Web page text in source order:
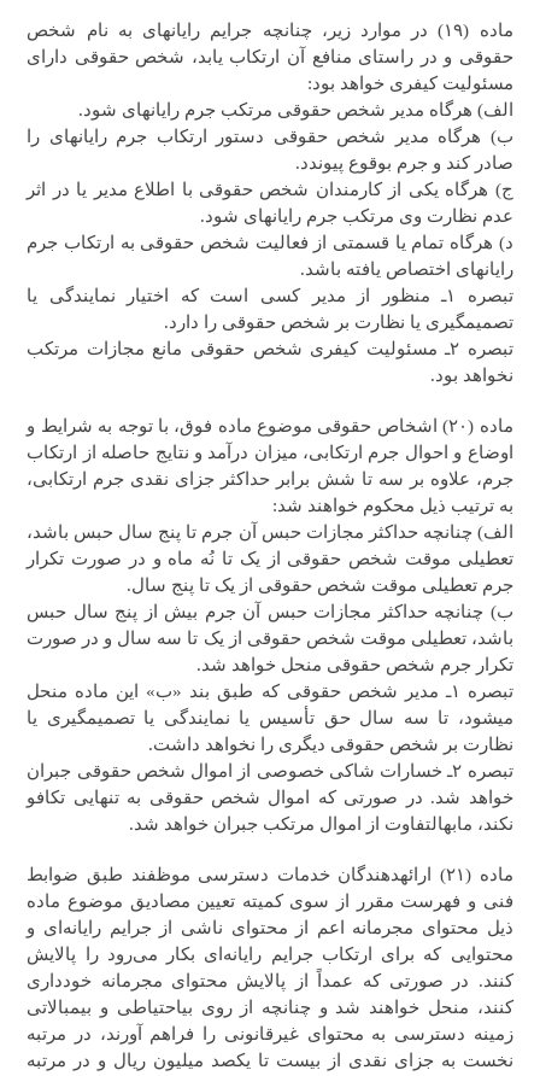
‎‎‎ماده (۱۹) در موارد زیر، چنانچه جرایم رایانه‎ای به نام شخص
حقوقی و در راستای منافع آن ارتکاب یابد، شخص حقوقی دارای
مسئولیت کیفری خواهد بود:
الف) هرگاه مدیر شخص حقوقی مرتکب جرم رایانه‎ای شود.
ب) هرگاه مدیر شخص حقوقی دستور ارتکاب جرم رایانه‎ای را
صادر کند و جرم بوقوع پیوندد.
ج) هرگاه یکی از کارمندان شخص حقوقی با اطلاع مدیر یا در اثر
عدم نظارت وی مرتکب جرم رایانه‎ای شود.
د) هرگاه تمام یا قسمتی از فعالیت شخص حقوقی به ارتکاب جرم
رایانه‎ای اختصاص یافته باشد.
تبصره ۱ـ منظور از مدیر کسی است که اختیار نمایندگی یا
تصمیم‎گیری یا نظارت بر شخص حقوقی را دارد.
تبصره ۲ـ مسئولیت کیفری شخص حقوقی مانع مجازات مرتکب
نخواهد بود.
ماده (۲۰) اشخاص حقوقی موضوع ماده فوق، با توجه به شرایط و
اوضاع و احوال جرم ارتکابی، میزان درآمد و نتایج حاصله از ارتکاب
جرم، علاوه بر سه تا شش برابر حداکثر جزای نقدی جرم ارتکابی،
به ترتیب ذیل محکوم خواهند شد:
الف) چنانچه حداکثر مجازات حبس آن جرم تا پنج سال حبس باشد،
تعطیلی موقت شخص حقوقی از یک تا نُه ماه و در صورت تکرار
جرم تعطیلی موقت شخص حقوقی از یک تا پنج سال.
ب) چنانچه حداکثر مجازات حبس آن جرم بیش از پنج سال حبس
باشد، تعطیلی موقت شخص حقوقی از یک تا سه سال و در صورت
تکرار جرم‌ شخص حقوقی منحل خواهد شد.
تبصره ۱ـ مدیر شخص حقوقی که طبق بند «ب» این ماده منحل
می‎شود، تا سه سال حق تأسیس یا نمایندگی یا تصمیم‎گیری یا
نظارت بر شخص حقوقی دیگری را نخواهد داشت.
تبصره ۲ـ خسارات شاکی خصوصی از اموال شخص حقوقی جبران
خواهد شد. در صورتی که اموال شخص حقوقی به تنهایی تکافو
نکند، مابه‎التفاوت از اموال مرتکب جبران خواهد شد.
ماده (۲۱) ارائه‎دهندگان خدمات دسترسی موظفند طبق ضوابط
فنی و فهرست مقرر از سوی کمیته تعیین مصادیق موضوع ماده
ذیل محتوای مجرمانه اعم از محتوای ناشی از جرایم رایانه‌ای و
محتوایی که برای ارتکاب جرایم رایانه‌ای بکار می‌رود را پالایش
کنند. در صورتی که عمداً از پالایش محتوای مجرمانه خودداری
کنند، منحل خواهند شد و چنانچه از روی بی‎احتیاطی و بی‎مبالاتی
زمینه دسترسی به محتوای غیرقانونی را فراهم آورند، در مرتبه
نخست به جزای نقدی از بیست تا یکصد میلیون ریال و در مرتبه